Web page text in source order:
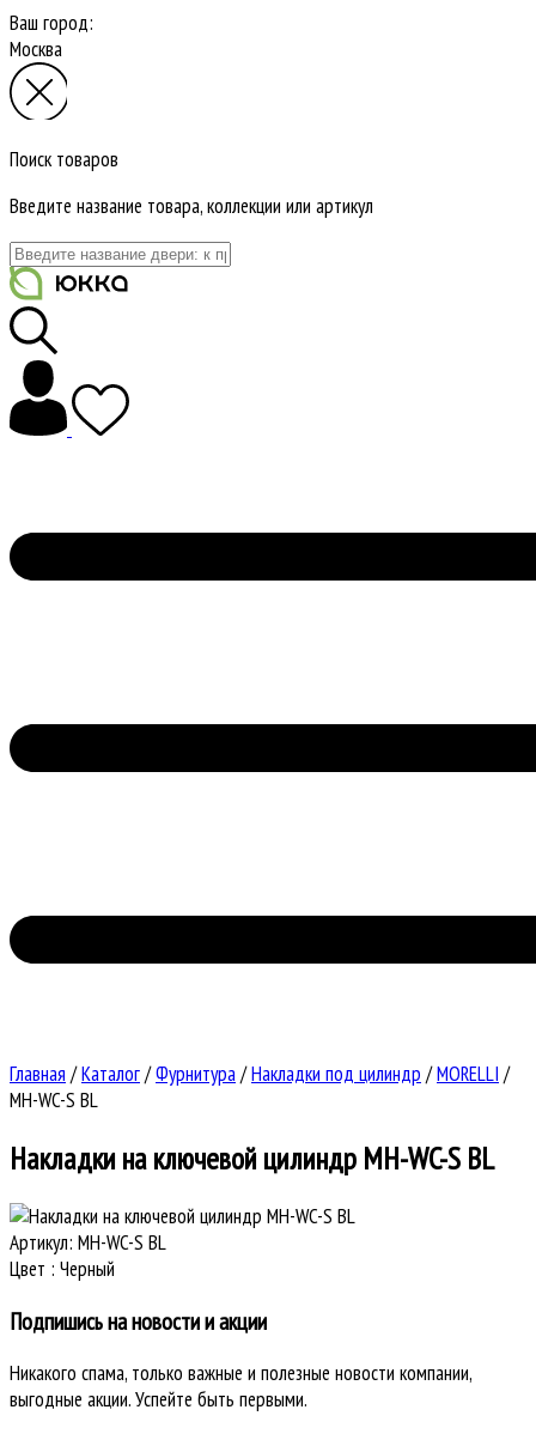
Ваш город:
Москва
Поиск товаров
Введите название товара, коллекции или артикул
Главная /Каталог/Фурнитура/Накладки под цилиндр /MORELLI /
MH-WC-S BL
Накладки на ключевой цилиндр MH-WC-S BL
Артикул: MH-WC-S BL
Цвет : Черный
Подпишись на новости и акции
Никакого спама, только важные и полезные новости компании,
выгодные акции. Успейте быть первыми.